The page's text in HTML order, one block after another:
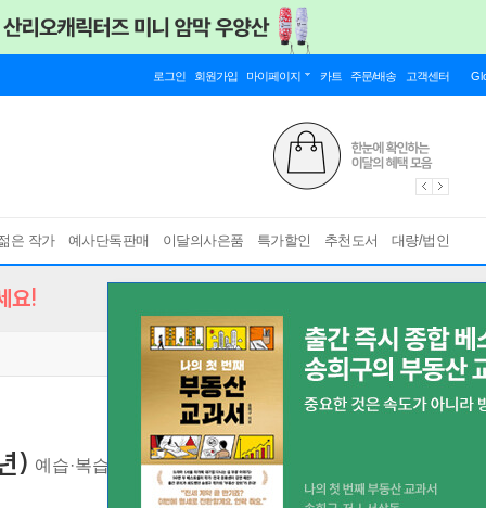
로그인 회원가입 마이페이지 카트 주문/배송 고객센터
은 작가 예사단독판매 이달의사은품 특가할인 추천도서 대량/법인
요!
) 예습·복습·숙제까지 해결되는 교과서 완전 학습서